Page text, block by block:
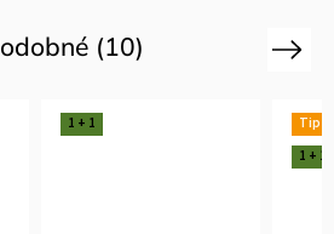
(10)
1 + 1
Tip
1 + 1
Next